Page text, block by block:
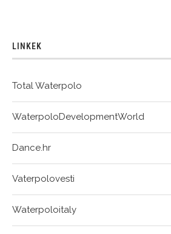
LINKEK
Total Waterpolo
WaterpoloDevelopmentWorld
Dance.hr
Vaterpolovesti
Waterpoloitaly